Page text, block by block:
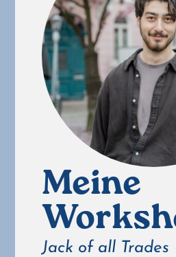
Meine
Jack of all Trades